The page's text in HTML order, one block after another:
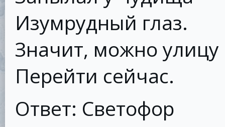
Изумрудный глаз.
Значит, можно улицу
Перейти сейчас.
Ответ: Светофор